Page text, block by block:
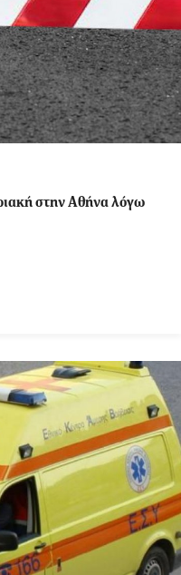
στην Αθήνα λόγω